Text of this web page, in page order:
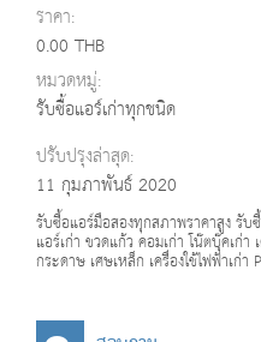
ราคา:
0.00 THB
หมวดหมู่:
รับซื้อแอร์เก่าทุกชนิด
ปรับปรุงล่าสุด:
11 กุมภาพันธ์ 2020
รับซื้อแอร์มือสองทุกสภาพราคาสูง รับซื้
แอร์เก่า ขวดแก้ว คอมเก่า โน๊ตบุ๊คเก่
กระดาษ เศษเหล็ก เครื่องใช้ไฟฟ้าเก่า